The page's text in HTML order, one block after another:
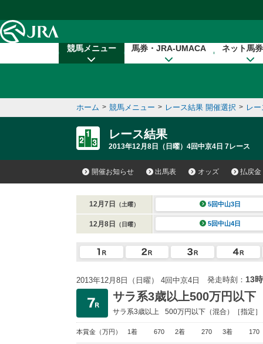
競馬メニュー 馬券・JRA-UMACA ネット馬
ホーム > 競馬メニュー > レース結果 開催選択 > レ
レース結果
2013年12月8日（日曜）4回中京4日 7レース
開催お知らせ 出馬表 オッズ 払戻金
12月7日 （土曜） 5回中山3日
12月8日 （日曜） 5回中山4日
2013年12月8日（日曜） 4回中京4日 発走時刻： 13
サラ系3歳以上500万円以下
サラ系3歳以上 500万円以下 （混合）［指定］
本賞金 （万円） 1着 670 2着 270 3着 170